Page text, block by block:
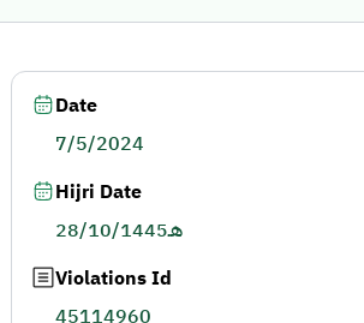
Date
7/5/2024
Hijri Date
28/10/1445هـ
Violations Id
45114960